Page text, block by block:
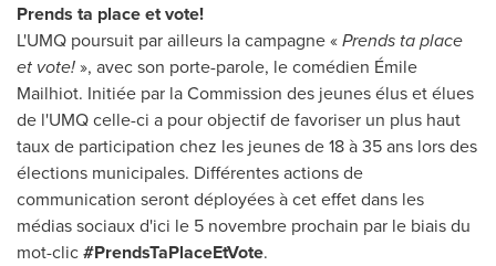
Prends ta place et vote!
L'UMQ poursuit par ailleurs la campagne «Prends ta place
et vote!», avec son porte-parole, le comédien Émile
Mailhiot. Initiée par la Commission des jeunes élus et élues
de l'UMQ celle-ci a pour objectif de favoriser un plus haut
taux de participation chez les jeunes de 18 à 35 ans lors des
élections municipales. Différentes actions de
communication seront déployées à cet effet dans les
médias sociaux d'ici le 5 novembre prochain par le biais du
mot-clic#PrendsTaPlaceEtVote.